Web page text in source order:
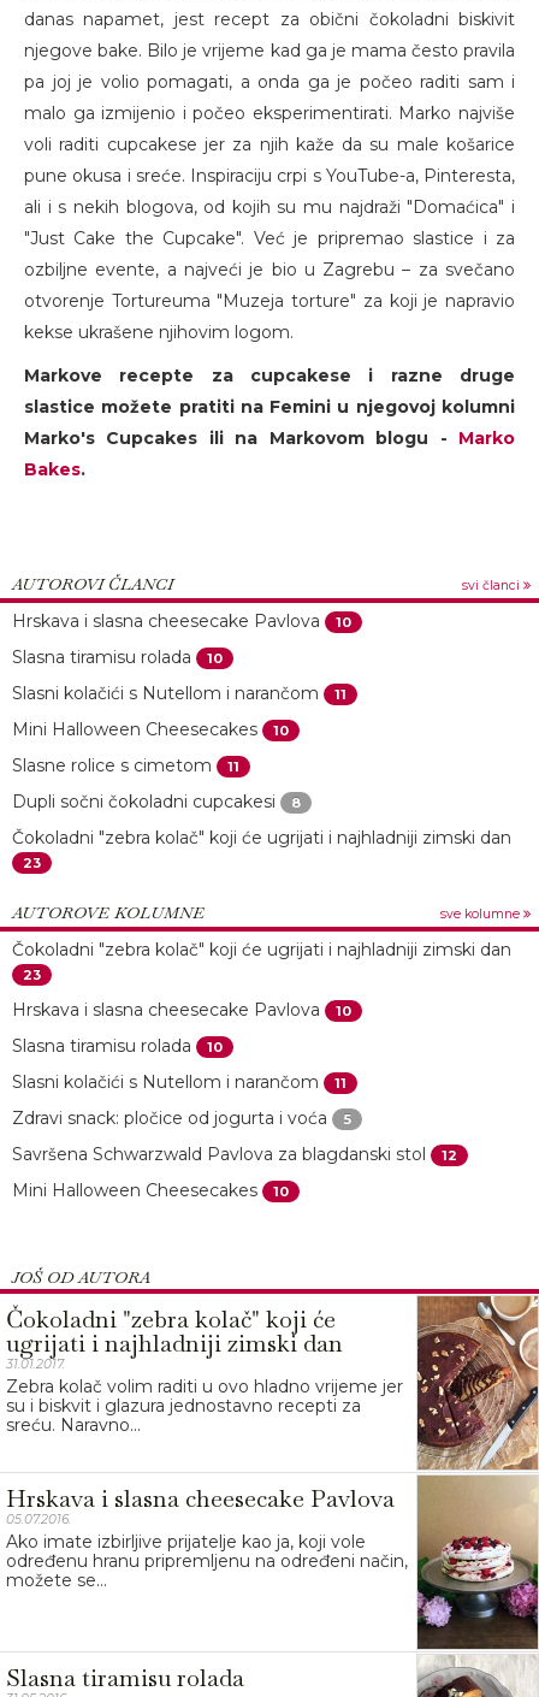
danas napamet, jest recept za obični čokoladni biskivit
njegove bake. Bilo je vrijeme kad ga je mama često pravila
pa joj je volio pomagati, a onda ga je počeo raditi sam i
malo ga izmijenio i počeo eksperimentirati. Marko najviše
voli raditi cupcakese jer za njih kaže da su male košarice
pune okusa i sreće. Inspiraciju crpi s YouTube-a, Pinteresta,
ali i s nekih blogova, od kojih su mu najdraži "Domaćica" i
"Just Cake the Cupcake". Već je pripremao slastice i za
ozbiljne evente, a najveći je bio u Zagrebu – za svečano
otvorenje Tortureuma "Muzeja torture" za koji je napravio
kekse ukrašene njihovim logom.
Markove recepte za cupcakese i razne druge
slastice možete pratiti na Femini u njegovoj kolumni
Marko's Cupcakes ili na Markovom blogu - Marko
Bakes.
AUTOROVI ČLANCI svi članci
Hrskava i slasna cheesecake Pavlova 10
Slasna tiramisu rolada 10
Slasni kolačići s Nutellom i narančom 11
Mini Halloween Cheesecakes 10
Slasne rolice s cimetom 11
Dupli sočni čokoladni cupcakesi 8
Čokoladni "zebra kolač" koji će ugrijati i najhladniji zimski dan
23
AUTOROVE KOLUMNE sve kolumne
Čokoladni "zebra kolač" koji će ugrijati i najhladniji zimski dan
23
Hrskava i slasna cheesecake Pavlova 10
Slasna tiramisu rolada 10
Slasni kolačići s Nutellom i narančom 11
Zdravi snack: pločice od jogurta i voća 5
Savršena Schwarzwald Pavlova za blagdanski stol 12
Mini Halloween Cheesecakes 10
JOŠ OD AUTORA
Čokoladni "zebra kolač" koji će
ugrijati i najhladniji zimski dan
31.01.2017.
Zebra kolač volim raditi u ovo hladno vrijeme jer
su i biskvit i glazura jednostavno recepti za
sreću. Naravno...
Hrskava i slasna cheesecake Pavlova
05.07.2016.
Ako imate izbirljive prijatelje kao ja, koji vole
određenu hranu pripremljenu na određeni način,
možete se...
Slasna tiramisu rolada